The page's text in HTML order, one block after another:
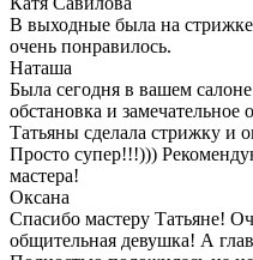
В выходные была на
очень понравилось.
Наташа
Была сегодня в вашем
обстановка и
Татьяны сделала стрижку и
Просто супер!!!)))
мастера!
Оксана
Спасибо мастеру Татьяне!
общительная девушка! А